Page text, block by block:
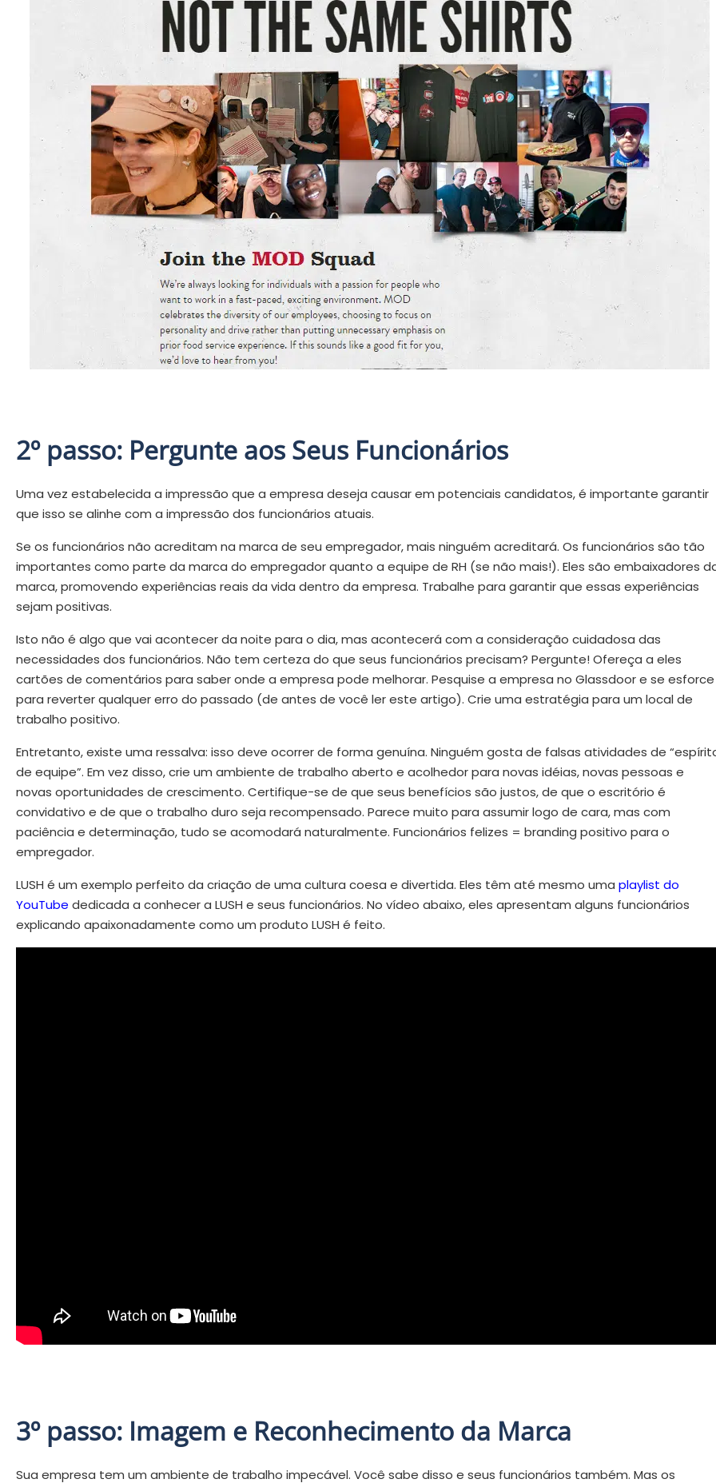
2º passo: Pergunte aos Seus Funcionários
Uma vez estabelecida a impressão que a empresa deseja causar em potenciais candidatos, é importante garantir
que isso se alinhe com a impressão dos funcionários atuais.
Se os funcionários não acreditam na marca de seu empregador, mais ninguém acreditará. Os funcionários são tão
importantes como parte da marca do empregador quanto a equipe de RH (se não mais!). Eles são embaixadores
marca, promovendo experiências reais da vida dentro da empresa. Trabalhe para garantir que essas experiências
sejam positivas.
Isto não é algo que vai acontecer da noite para o dia, mas acontecerá com a consideração cuidadosa das
necessidades dos funcionários. Não tem certeza do que seus funcionários precisam? Pergunte! Ofereça a eles
cartões de comentários para saber onde a empresa pode melhorar. Pesquise a empresa no Glassdoor e se esforce
para reverter qualquer erro do passado (de antes de você ler este artigo). Crie uma estratégia para um local de
trabalho positivo.
Entretanto, existe uma ressalva: isso deve ocorrer de forma genuína. Ninguém gosta de falsas atividades de
de equipe”. Em vez disso, crie um ambiente de trabalho aberto e acolhedor para novas idéias, novas pessoas e
novas oportunidades de crescimento. Certifique-se de que seus benefícios são justos, de que o escritório é
convidativo e de que o trabalho duro seja recompensado. Parece muito para assumir logo de cara, mas com
paciência e determinação, tudo se acomodará naturalmente. Funcionários felizes = branding positivo para o
empregador.
LUSH é um exemplo perfeito da criação de uma cultura coesa e divertida. Eles têm até mesmo uma playlist do
YouTube dedicada a conhecer a LUSH e seus funcionários. No vídeo abaixo, eles apresentam alguns funcionários
explicando apaixonadamente como um produto LUSH é feito.
3º passo: Imagem e Reconhecimento da Marca
Sua empresa tem um ambiente de trabalho impecável. Você sabe disso e seus funcionários também. Mas os